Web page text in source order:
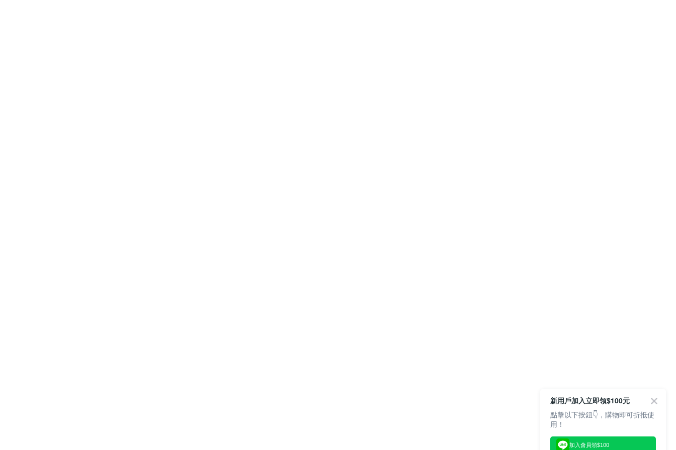
新用戶加入立即領$100元
點擊以下按鈕👇，購物即可折抵使
用！
加入會員領$100